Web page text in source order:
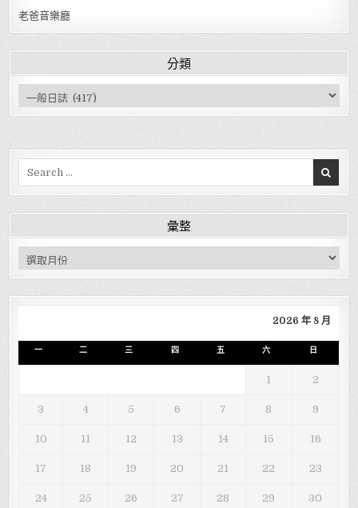
老爸音樂廳
分類
分類
Search for:
彙整
彙整
2026 年 8 月
一 二 三 四 五 六 日
1 2
3 4 5 6 7 8 9
10 11 12 13 14 15 16
17 18 19 20 21 22 23
24 25 26 27 28 29 30